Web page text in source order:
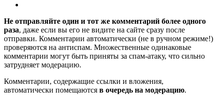
Не отправляйте один и тот же комментарий более одного
раза, даже если вы его не видите на сайте сразу после
отправки. Комментарии автоматически (не в ручном режиме!)
проверяются на антиспам. Множественные одинаковые
комментарии могут быть приняты за спам-атаку, что сильно
затрудняет модерацию.
Комментарии, содержащие ссылки и вложения,
автоматически помещаются в очередь на модерацию.